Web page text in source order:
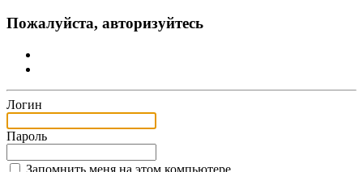
Пожалуйста, авторизуйтесь
Логин
Пароль
Запомнить меня на этом компьютере